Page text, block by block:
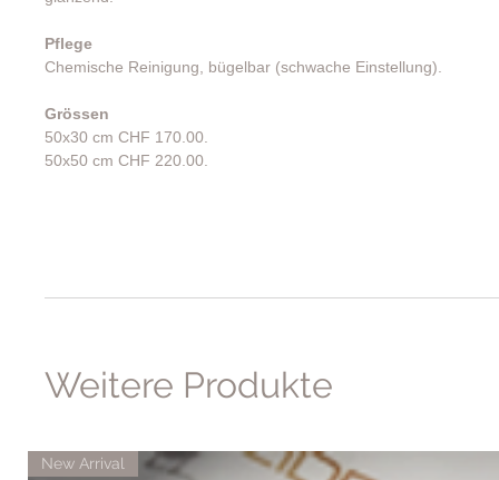
Pflege
Chemische Reinigung, bügelbar (schwache Einstellung).
Grössen
50x30 cm CHF 170.00.
50x50 cm CHF 220.00.
Weitere Produkte
New Arrival